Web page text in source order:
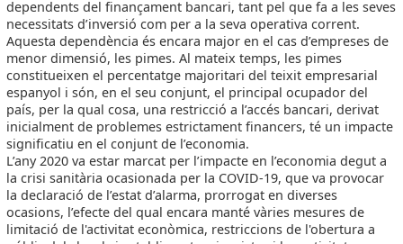
dependents del finançament bancari, tant pel que fa a les seves
necessitats d’inversió com per a la seva operativa corrent.
Aquesta dependència és encara major en el cas d’empreses de
menor dimensió, les pimes. Al mateix temps, les pimes
constitueixen el percentatge majoritari del teixit empresarial
espanyol i són, en el seu conjunt, el principal ocupador del
país, per la qual cosa, una restricció a l’accés bancari, derivat
inicialment de problemes estrictament financers, té un impacte
significatiu en el conjunt de l’economia.
L’any 2020 va estar marcat per l’impacte en l’economia degut a
la crisi sanitària ocasionada per la COVID-19, que va provocar
la declaració de l’estat d’alarma, prorrogat en diverses
ocasions, l’efecte del qual encara manté vàries mesures de
limitació de l'activitat econòmica, restriccions de l'obertura a